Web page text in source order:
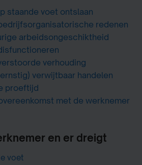
staande voet ontslaan
redenen
arbeidsongeschiktheid
verhouding
verwijtbaar handelen
proeftijd
met de werknemer
en er dreigt
voet